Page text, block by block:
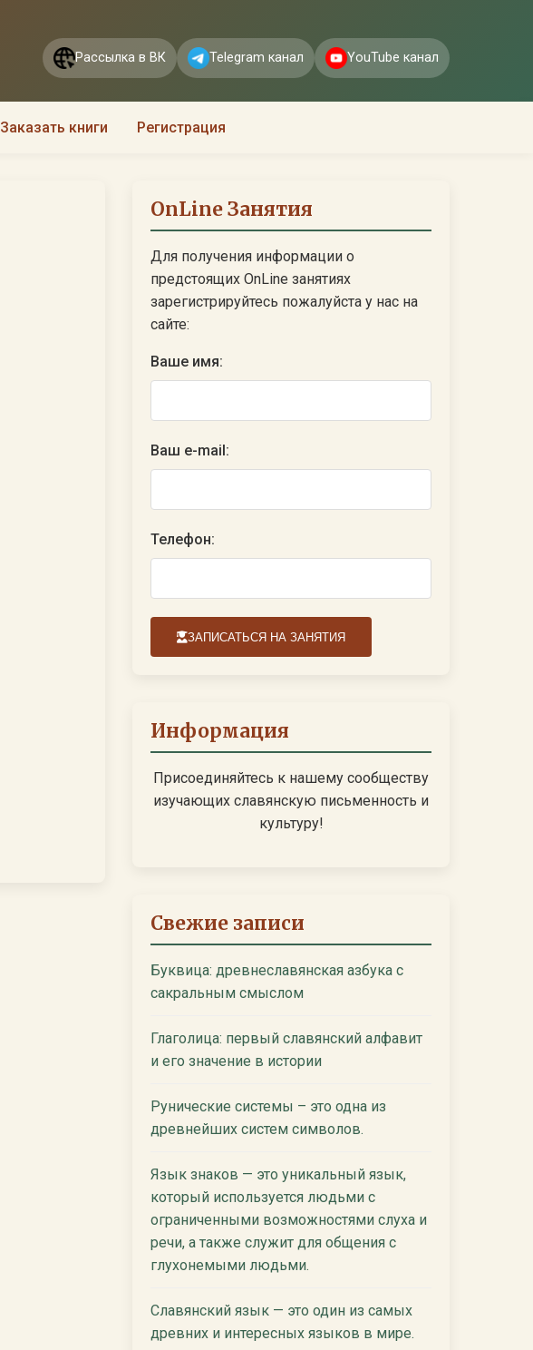
Рассылка в ВК Telegram канал YouTube канал
Заказать книги Регистрация
OnLine Занятия
Для получения информации о
предстоящих OnLine занятиях
зарегистрируйтесь пожалуйста у нас на
сайте:
Ваше имя:
Ваш e-mail:
Телефон:
ЗАПИСАТЬСЯ НА ЗАНЯТИЯ
Информация
Присоединяйтесь к нашему сообществу
изучающих славянскую письменность и
культуру!
Свежие записи
Буквица: древнеславянская азбука с
сакральным смыслом
Глаголица: первый славянский алфавит
и его значение в истории
Рунические системы – это одна из
древнейших систем символов.
Язык знаков — это уникальный язык,
который используется людьми с
ограниченными возможностями слуха и
речи, а также служит для общения с
глухонемыми людьми.
Славянский язык — это один из самых
древних и интересных языков в мире.